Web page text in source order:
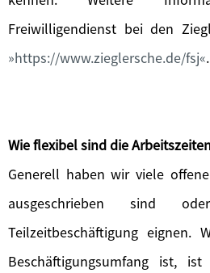
Freiwilligendienst bei den
https://www.zieglersche.de/fsj .
Wie flexibel sind die
Generell haben wir viele
ausgeschrieben sind
Teilzeitbeschäftigung eignen.
Beschäftigungsumfang ist,